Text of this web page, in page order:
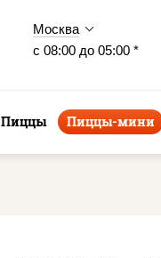
Москва
с 08:00 до 05:00 *
Пиццы Пиццы-мини